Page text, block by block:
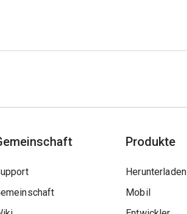
Produkte
Herunterladen
Mobil